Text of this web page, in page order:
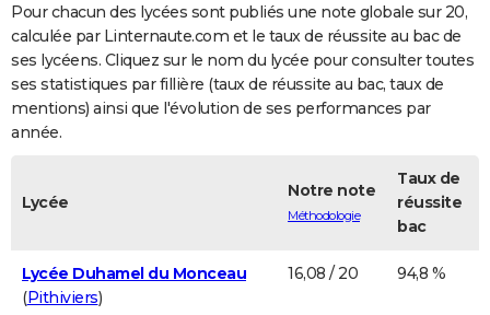
S'inscrire
Se connecter
Lycées
Collèges
Primaires
Universités
Entreprises
Service militaire
Avis de recherche
AVIS DE DÉCÈS
FORUM
Bricolage
Lifestyle
Culture
Sport
Auto
Television
Voyage
Cinema
Pour chacun des lycées sont publiés une note globale sur 20,
calculée par Linternaute.com et le taux de réussite au bac de
ses lycéens. Cliquez sur le nom du lycée pour consulter toutes
ses statistiques par fillière (taux de réussite au bac, taux de
mentions) ainsi que l'évolution de ses performances par
année.
Lycée
Notre note
Méthodologie
Taux de
réussite
bac
Lycée Duhamel du Monceau
(Pithiviers)
16,08 / 20 94,8 %